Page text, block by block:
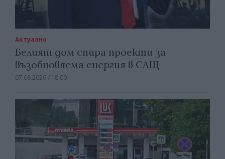
Актуално
Белият дом спира проекти за
възобновяема енергия в САЩ
07.08.2026 / 18:00